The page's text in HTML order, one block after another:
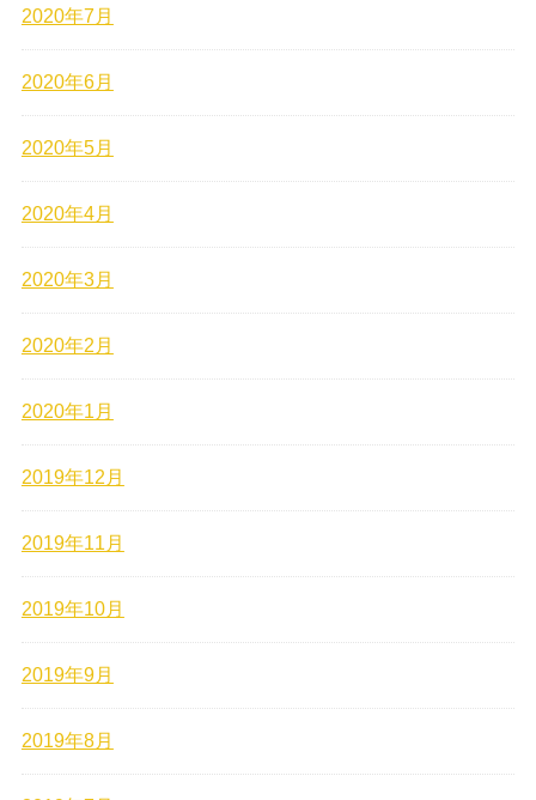
2020年7月
2020年6月
2020年5月
2020年4月
2020年3月
2020年2月
2020年1月
2019年12月
2019年11月
2019年10月
2019年9月
2019年8月